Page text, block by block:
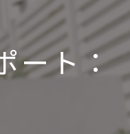
ート：